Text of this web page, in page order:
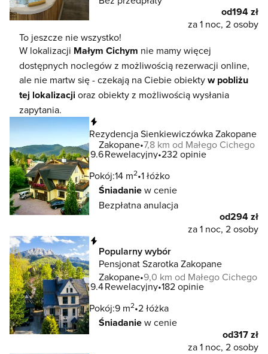
od194 zł
za 1 noc, 2 osoby
To jeszcze nie wszystko!
W lokalizacji Małym Cichym nie mamy więcej
dostępnych noclegów z możliwością rezerwacji online,
ale nie martw się - czekają na Ciebie obiektyw pobliżu
tej lokalizacji oraz obiekty z możliwością wysłania
zapytania.
Rezydencja Sienkiewiczówka Zakopane
Zakopane 7,8 km od Małego Cichego
9.6Rewelacyjny 232 opinie
Pokój:14 m2 1 łóżko
Śniadaniew cenie
Bezpłatna anulacja
od294 zł
za 1 noc, 2 osoby
Popularny wybór
Pensjonat Szarotka Zakopane
Zakopane 9,0 km od Małego Cichego
9.4Rewelacyjny 182 opinie
Pokój:9 m2 2 łóżka
Śniadaniew cenie
od317 zł
za 1 noc, 2 osoby